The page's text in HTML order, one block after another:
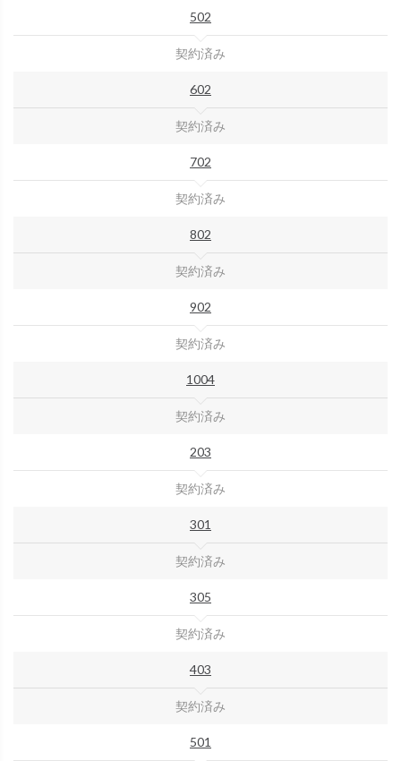
502
契約済み
602
契約済み
702
契約済み
802
契約済み
902
契約済み
1004
契約済み
203
契約済み
301
契約済み
305
契約済み
403
契約済み
501